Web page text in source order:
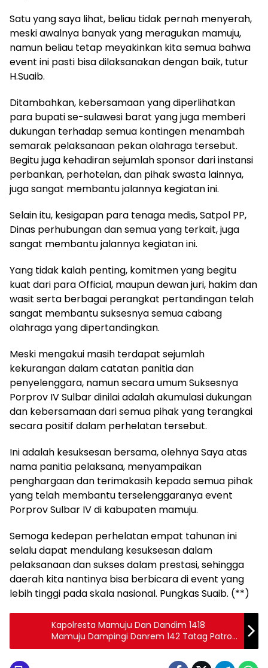
Satu yang saya lihat, beliau tidak pernah menyerah,
meski awalnya banyak yang meragukan mamuju,
namun beliau tetap meyakinkan kita semua bahwa
event ini pasti bisa dilaksanakan dengan baik, tutur
H.Suaib.
Ditambahkan, kebersamaan yang diperlihatkan
para bupati se-sulawesi barat yang juga memberi
dukungan terhadap semua kontingen menambah
semarak pelaksanaan pekan olahraga tersebut.
Begitu juga kehadiran sejumlah sponsor dari instansi
perbankan, perhotelan, dan pihak swasta lainnya,
juga sangat membantu jalannya kegiatan ini.
Selain itu, kesigapan para tenaga medis, Satpol PP,
Dinas perhubungan dan semua yang terkait, juga
sangat membantu jalannya kegiatan ini.
Yang tidak kalah penting, komitmen yang begitu
kuat dari para Official, maupun dewan juri, hakim dan
wasit serta berbagai perangkat pertandingan telah
sangat membantu suksesnya semua cabang
olahraga yang dipertandingkan.
Meski mengakui masih terdapat sejumlah
kekurangan dalam catatan panitia dan
penyelenggara, namun secara umum Suksesnya
Porprov IV Sulbar dinilai adalah akumulasi dukungan
dan kebersamaan dari semua pihak yang terangkai
secara positif dalam perhelatan tersebut.
Ini adalah kesuksesan bersama, olehnya Saya atas
nama panitia pelaksana, menyampaikan
penghargaan dan terimakasih kepada semua pihak
yang telah membantu terselenggaranya event
Porprov Sulbar IV di kabupaten mamuju.
Semoga kedepan perhelatan empat tahunan ini
selalu dapat mendulang kesuksesan dalam
pelaksanaan dan sukses dalam prestasi, sehingga
daerah kita nantinya bisa berbicara di event yang
lebih tinggi pada skala nasional. Pungkas Suaib. (**)
Kapolresta Mamuju Dan Dandim 1418
Mamuju Dampingi Danrem 142 Tatag Patroli
Gabungan